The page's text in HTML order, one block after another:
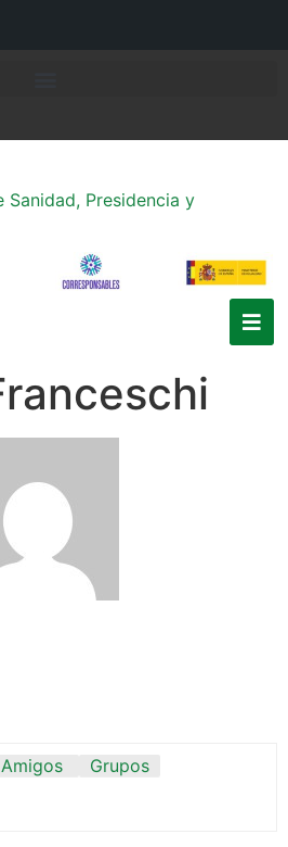
Amigos
Grupos